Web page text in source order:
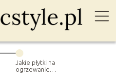
Jakie płytki na
ogrzewanie